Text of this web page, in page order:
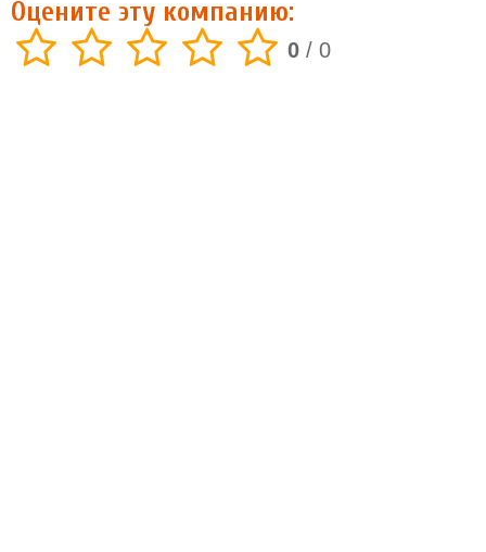
Оцените эту компанию:
0 / 0